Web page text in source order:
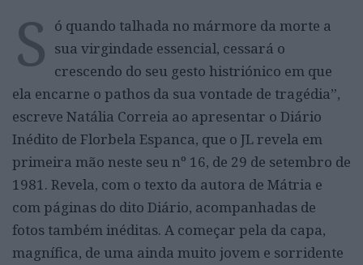
S ó quando talhada no mármore da morte a
sua virgindade essencial, cessará o
crescendo do seu gesto histriónico em que
ela encarne o pathos da sua vontade de tragédia”,
escreve Natália Correia ao apresentar o Diário
Inédito de Florbela Espanca, que o JL revela em
primeira mão neste seu nº 16, de 29 de setembro de
1981. Revela, com o texto da autora de Mátria e
com páginas do dito Diário, acompanhadas de
fotos também inéditas. A começar pela da capa,
magnífica, de uma ainda muito jovem e sorridente